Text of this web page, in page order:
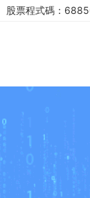
股票程式碼：